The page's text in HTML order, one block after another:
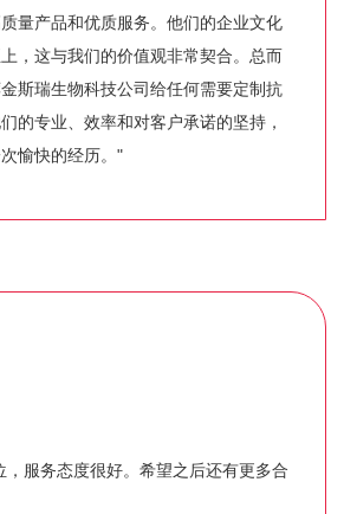
量产品和优质服务。他们的企业文化
，这与我们的价值观非常契合。总而
斯瑞生物科技公司给任何需要定制抗
的专业、效率和对客户承诺的坚持，
愉快的经历。"
，服务态度很好。希望之后还有更多合